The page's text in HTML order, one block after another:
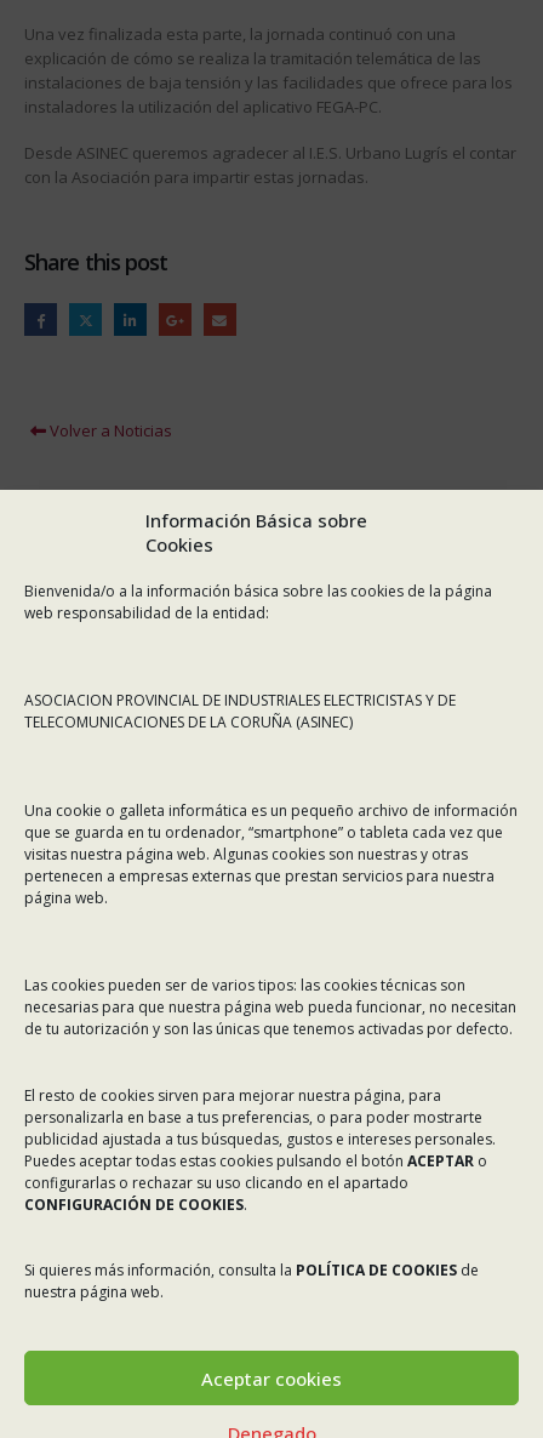
Información Básica sobre
Cookies
Bienvenida/o a la información básica sobre las cookies de la página
web responsabilidad de la entidad:
ASOCIACION PROVINCIAL DE INDUSTRIALES ELECTRICISTAS Y DE
TELECOMUNICACIONES DE LA CORUÑA (ASINEC)
Una cookie o galleta informática es un pequeño archivo de información
que se guarda en tu ordenador, “smartphone” o tableta cada vez que
visitas nuestra página web. Algunas cookies son nuestras y otras
pertenecen a empresas externas que prestan servicios para nuestra
página web.
Las cookies pueden ser de varios tipos: las cookies técnicas son
necesarias para que nuestra página web pueda funcionar, no necesitan
de tu autorización y son las únicas que tenemos activadas por defecto.
El resto de cookies sirven para mejorar nuestra página, para
personalizarla en base a tus preferencias, o para poder mostrarte
publicidad ajustada a tus búsquedas, gustos e intereses personales.
Puedes aceptar todas estas cookies pulsando el botón ACEPTAR o
configurarlas o rechazar su uso clicando en el apartado
CONFIGURACIÓN DE COOKIES.
Si quieres más información, consulta la POLÍTICA DE COOKIES de
nuestra página web.
Aceptar cookies
Denegado
Una vez finalizada esta parte, la jornada continuó con una
explicación de cómo se realiza la tramitación telemática de las
instalaciones de baja tensión y las facilidades que ofrece para los
instaladores la utilización del aplicativo FEGA-PC.
Desde ASINEC queremos agradecer al I.E.S. Urbano Lugrís el contar
con la Asociación para impartir estas jornadas.
Share this post
Volver a Noticias
Dirección: Rafael Alberti 7, 1º C-D. 15008 A Coruña
Teléfono: 981 299 710
Email: asinec@asinec.org
Noticias
Servicios
Asociados
Tablón de Anuncios
Incidencias en Expediente U.F.D.
Contacto